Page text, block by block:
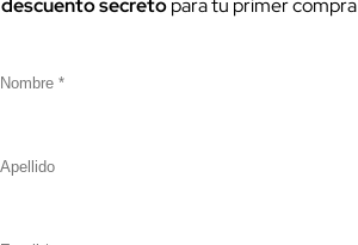
descuento secretopara tu primer compra